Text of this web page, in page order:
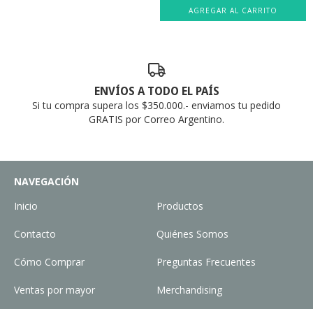
AGREGAR AL CARRITO
ENVÍOS A TODO EL PAÍS
Si tu compra supera los $350.000.- enviamos tu pedido
GRATIS por Correo Argentino.
NAVEGACIÓN
Inicio
Productos
Contacto Quiénes Somos
Cómo Comprar Preguntas Frecuentes
Ventas por mayor Merchandising